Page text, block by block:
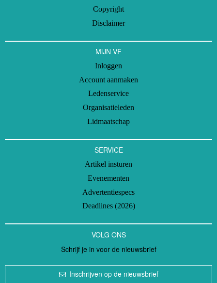
Copyright
Disclaimer
MIJN VF
Inloggen
Account aanmaken
Ledenservice
Organisatieleden
Lidmaatschap
SERVICE
Artikel insturen
Evenementen
Advertentiespecs
Deadlines (2026)
VOLG ONS
Schrijf je in voor de nieuwsbrief
Inschrijven op de nieuwsbrief